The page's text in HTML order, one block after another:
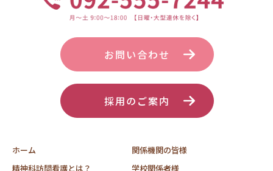
ホーム
精神科訪問看護とは？
関係機関の皆様
学校関係者様
お問い合わせ
採用のご案内